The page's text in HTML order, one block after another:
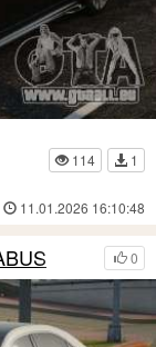
114
1
11.01.2026 16:10:48
0